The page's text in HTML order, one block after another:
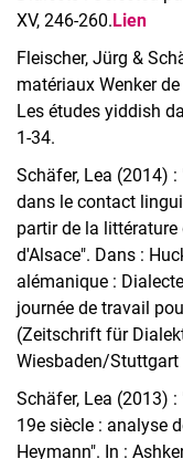
XV, 246-260.Lien
Fleischer, Jürg &
matériaux Wenker
Les études yiddish
1-34.
Schäfer, Lea (2014)
dans le contact
partir de la
d'Alsace". Dans :
alémanique :
journée de travail
(Zeitschrift für
Wiesbaden/Stuttgart
Schäfer, Lea (2013)
19e siècle : analyse
Heymann". In :